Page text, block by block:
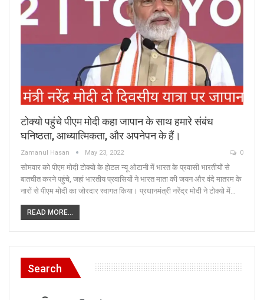
टोक्यो पहुंचे पीएम मोदी कहा जापान के साथ हमारे संबंध
घनिष्ठता, आध्यात्मिकता, और अपनेपन के हैं।
Zamanul Hasan May 23, 2022 0
सोमवार को पीएम मोदी टोक्यो के होटल न्यू ओटानी में भारत के प्रवासी भारतीयों से
बातचीत करने पहुंचे, जहां भारतीय प्रवासियों ने भारत माता की जयन और वंदे मातरम के
नारों से पीएम मोदी का जोरदार स्वागत किया। प्रधानमंत्री नरेंद्र मोदी ने टोक्यो में…
READ MORE...
Search